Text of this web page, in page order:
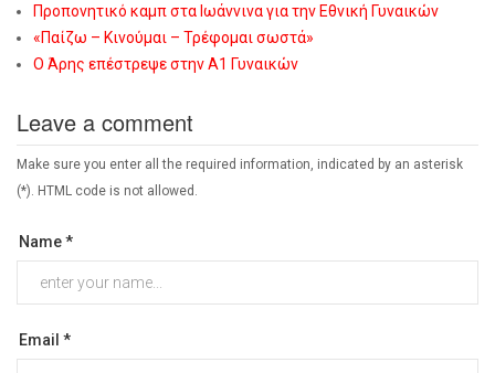
Προπονητικό καμπ στα Ιωάννινα για την Εθνική Γυναικών
«Παίζω – Κινούμαι – Τρέφομαι σωστά»
Ο Άρης επέστρεψε στην Α1 Γυναικών
Leave a comment
Make sure you enter all the required information, indicated by an asterisk
(*). HTML code is not allowed.
Name *
Email *